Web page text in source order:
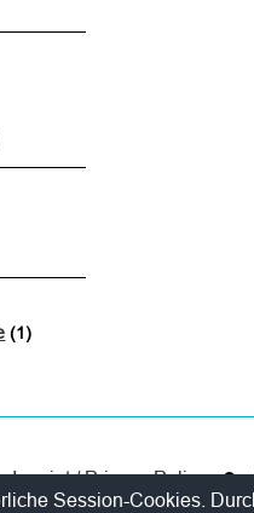
(1)
Imprint / Privacy Policy
Session-Cookies.